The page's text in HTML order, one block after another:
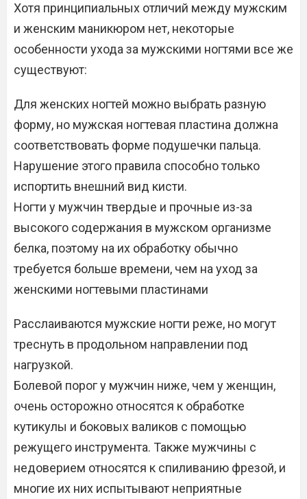
Хотя принципиальных отличий между мужским
и женским маникюром нет, некоторые
особенности ухода за мужскими ногтями все же
существуют:
Для женских ногтей можно выбрать разную
форму, но мужская ногтевая пластина должна
соответствовать форме подушечки пальца.
Нарушение этого правила способно только
испортить внешний вид кисти.
Ногти у мужчин твердые и прочные из-за
высокого содержания в мужском организме
белка, поэтому на их обработку обычно
требуется больше времени, чем на уход за
женскими ногтевыми пластинами
Расслаиваются мужские ногти реже, но могут
треснуть в продольном направлении под
нагрузкой.
Болевой порог у мужчин ниже, чем у женщин,
очень осторожно относятся к обработке
кутикулы и боковых валиков с помощью
режущего инструмента. Также мужчины с
недоверием относятся к спиливанию фрезой, и
многие их них испытывают неприятные